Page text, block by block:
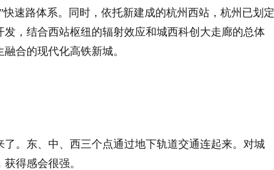
速路体系。同时，依托新建成的杭州西站，杭州已划定
发，结合西站枢纽的辐射效应和城西科创大走廊的总体
合的现代化高铁新城。
。东、中、西三个点通过地下轨道交通连起来。对城
得感会很强。